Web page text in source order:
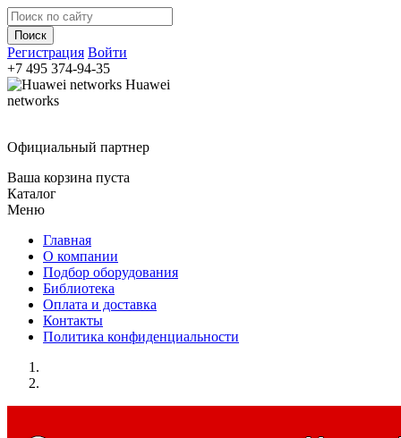
Регистрация Войти
+7 495 374-94-35
Huawei
networks
Официальный партнер
Ваша корзина пуста
Каталог
Меню
Главная
О компании
Подбор оборудования
Библиотека
Оплата и доставка
Контакты
Политика конфиденциальности